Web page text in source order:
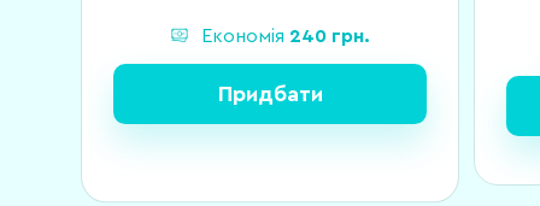
Економія 240 грн.
Придбати